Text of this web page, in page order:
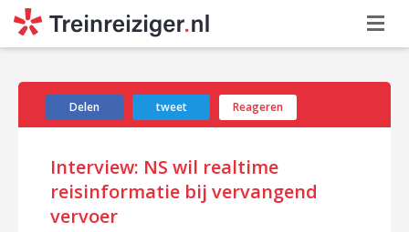
Delen tweet Reageren
Interview: NS wil realtime
reisinformatie bij vervangend
vervoer